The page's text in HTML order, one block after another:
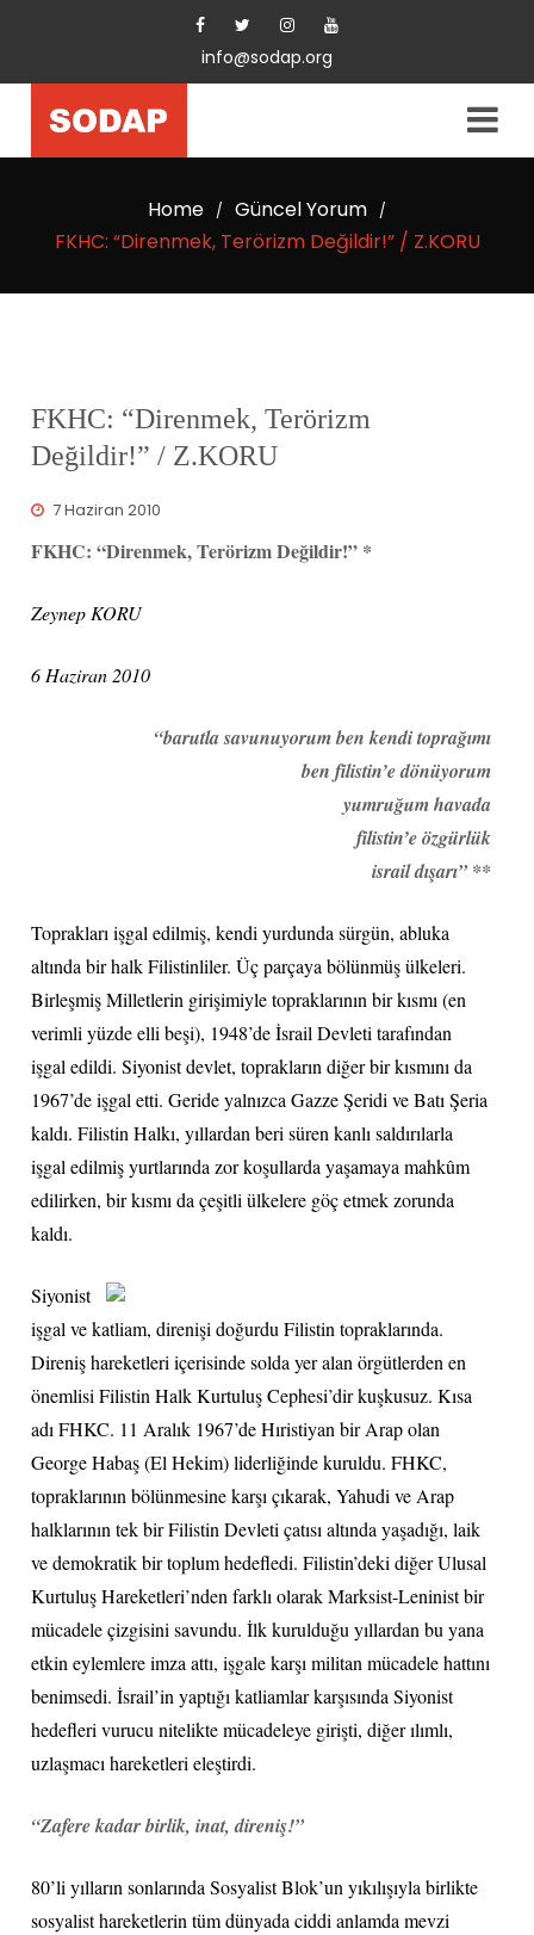
info@sodap.org
Home / Güncel Yorum /
FKHC: “Direnmek, Terörizm Değildir!” / Z.KORU
FKHC: “Direnmek, Terörizm
Değildir!” / Z.KORU
7 Haziran 2010
FKHC: “Direnmek, Terörizm Değildir!” *
Zeynep KORU
6 Haziran 2010
“barutla savunuyorum ben kendi toprağımı
ben filistin’e dönüyorum
yumruğum havada
filistin’e özgürlük
israil dışarı” **
Toprakları işgal edilmiş, kendi yurdunda sürgün, abluka
altında bir halk Filistinliler. Üç parçaya bölünmüş ülkeleri.
Birleşmiş Milletlerin girişimiyle topraklarının bir kısmı (en
verimli yüzde elli beşi), 1948’de İsrail Devleti tarafından
işgal edildi. Siyonist devlet, toprakların diğer bir kısmını da
1967’de işgal etti. Geride yalnızca Gazze Şeridi ve Batı Şeria
kaldı. Filistin Halkı, yıllardan beri süren kanlı saldırılarla
işgal edilmiş yurtlarında zor koşullarda yaşamaya mahkûm
edilirken, bir kısmı da çeşitli ülkelere göç etmek zorunda
kaldı.
Siyonist
işgal ve katliam, direnişi doğurdu Filistin topraklarında.
Direniş hareketleri içerisinde solda yer alan örgütlerden en
önemlisi Filistin Halk Kurtuluş Cephesi’dir kuşkusuz. Kısa
adı FHKC. 11 Aralık 1967’de Hıristiyan bir Arap olan
George Habaş (El Hekim) liderliğinde kuruldu. FHKC,
topraklarının bölünmesine karşı çıkarak, Yahudi ve Arap
halklarının tek bir Filistin Devleti çatısı altında yaşadığı, laik
ve demokratik bir toplum hedefledi. Filistin’deki diğer Ulusal
Kurtuluş Hareketleri’nden farklı olarak Marksist-Leninist bir
mücadele çizgisini savundu. İlk kurulduğu yıllardan bu yana
etkin eylemlere imza attı, işgale karşı militan mücadele hattını
benimsedi. İsrail’in yaptığı katliamlar karşısında Siyonist
hedefleri vurucu nitelikte mücadeleye girişti, diğer ılımlı,
uzlaşmacı hareketleri eleştirdi.
“Zafere kadar birlik, inat, direniş!”
80’li yılların sonlarında Sosyalist Blok’un yıkılışıyla birlikte
sosyalist hareketlerin tüm dünyada ciddi anlamda mevzi